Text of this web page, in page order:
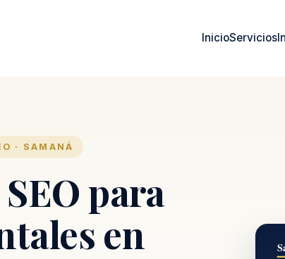
InicioServicios
· SAMANÁ
para
en